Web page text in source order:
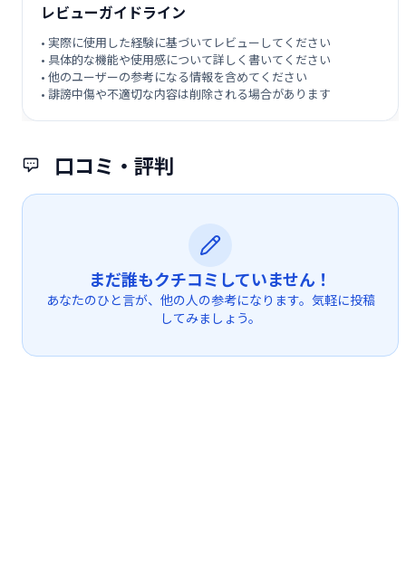
口コミ・評判
まだ誰もクチコミしていません！
あなたのひと言が、他の人の参考になります。気軽に投稿
してみましょう。
レビューガイドライン
• 実際に使用した経験に基づいてレビューしてください
• 具体的な機能や使用感について詳しく書いてください
• 他のユーザーの参考になる情報を含めてください
• 誹謗中傷や不適切な内容は削除される場合があります